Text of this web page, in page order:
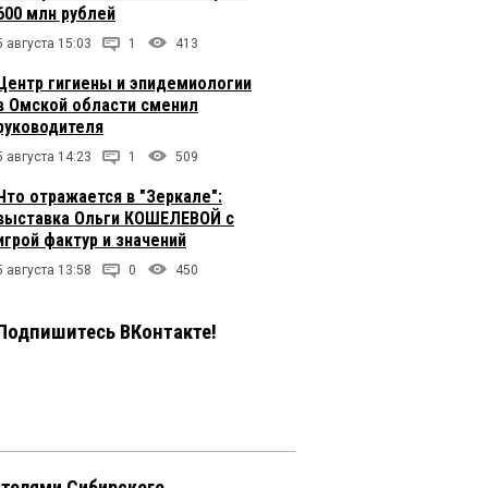
млн рублей
августа 15:03 1 413
гигиены и эпидемиологии
Омской области сменил
августа 14:23 1 509
отражается в "Зеркале":
Ольги КОШЕЛЕВОЙ с
фактур и значений
августа 13:58 0 450
ВКонтакте!